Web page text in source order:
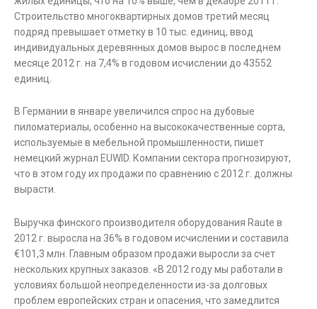
Строительство многоквартирных домов третий месяц
подряд превышает отметку в 10 тыс. единиц, ввод
индивидуальных деревянных домов вырос в последнем
месяце 2012 г. на 7,4% в годовом исчислении до 43552
единиц.
В Германии в январе увеличился спрос на дубовые
пиломатериалы, особенно на высококачественные сорта,
используемые в мебельной промышленности, пишет
немецкий журнал EUWID. Компании сектора прогнозируют,
что в этом году их продажи по сравнению с 2012 г. должны
вырасти.
Выручка финского производителя оборудования Raute в
2012 г. выросла на 36% в годовом исчислении и составила
€101,3 млн. Главным образом продажи выросли за счет
нескольких крупных заказов. «В 2012 году мы работали в
условиях большой неопределенности из-за долговых
проблем европейских стран и опасения, что замедлится